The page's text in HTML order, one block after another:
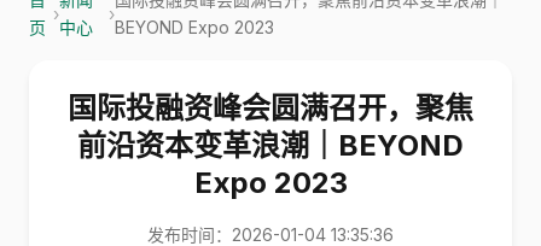
页
›
中心
›
BEYOND Expo 2023
国际投融资峰会圆满召开，聚焦
前沿资本变革浪潮｜BEYOND
Expo 2023
发布时间：2026-01-04 13:35:36